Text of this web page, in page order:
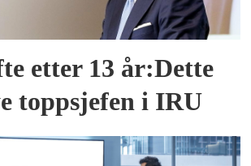
etter 13 år:Dette
toppsjefen i IRU